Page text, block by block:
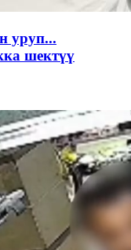
уруп...
шектүү